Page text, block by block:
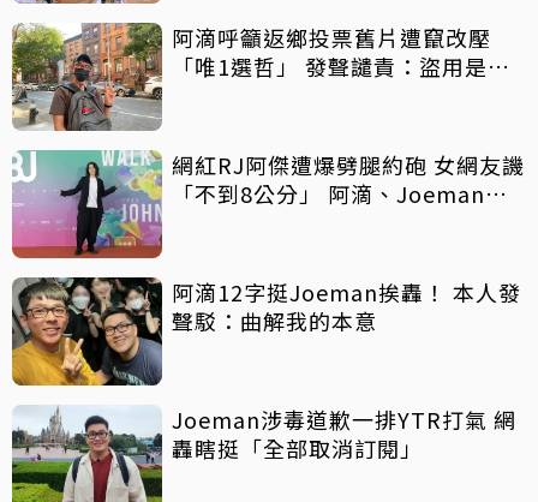
阿滴呼籲返鄉投票舊片遭竄改壓
「唯1選哲」 發聲譴責：盜用是不
網紅RJ阿傑遭爆劈腿約砲 女網友譏
「不到8公分」 阿滴、Joeman衰
阿滴12字挺Joeman挨轟！ 本人發
聲駁：曲解我的本意
Joeman涉毒道歉一排YTR打氣 網
轟瞎挺「全部取消訂閱」